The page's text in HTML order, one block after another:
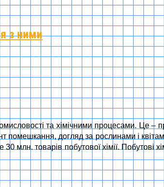
з ними
та хімічними процесами. Це –
помешкання, догляд за рослинами і
млн. товарів побутової хімії.